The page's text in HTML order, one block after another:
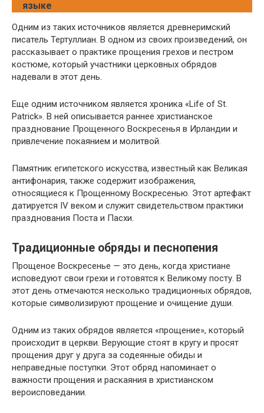
языке
Одним из таких источников является древнеримский
писатель Тертуллиан. В одном из своих произведений, он
рассказывает о практике прощения грехов и пестром
костюме, который участники церковных обрядов
надевали в этот день.
Еще одним источником является хроника «Life of St.
Patrick». В ней описывается раннее христианское
празднование Прощенного Воскресенья в Ирландии и
привлечение покаянием и молитвой.
Памятник египетского искусства, известный как Великая
антифонария, также содержит изображения,
относящиеся к Прощенному Воскресенью. Этот артефакт
датируется IV веком и служит свидетельством практики
празднования Поста и Пасхи.
Традиционные обряды и песнопения
Прощеное Воскресенье — это день, когда христиане
исповедуют свои грехи и готовятся к Великому посту. В
этот день отмечаются несколько традиционных обрядов,
которые символизируют прощение и очищение души.
Одним из таких обрядов является «прощение», который
происходит в церкви. Верующие стоят в кругу и просят
прощения друг у друга за содеянные обиды и
неправедные поступки. Этот обряд напоминает о
важности прощения и раскаяния в христианском
вероисповедании.